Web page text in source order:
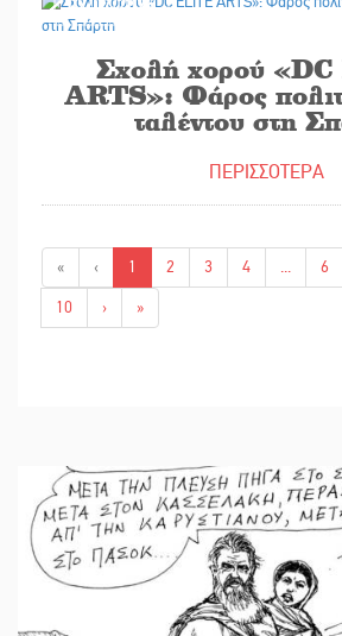
02/07/2025
Σχολή χορού
ARTS»: Φάρος
ταλέντου στη
ΠΕΡΙΣΣΟΤΕΡΑ
« ‹ 1 2 3 4 ... 6
10
› »